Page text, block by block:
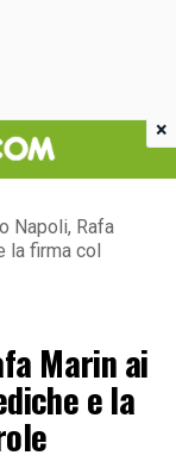
Napoli, Rafa
la firma col
Marin ai
e la
×